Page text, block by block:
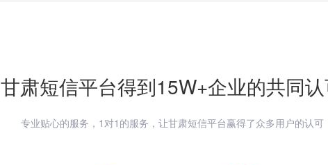
甘肃短信平台得到15W+企业的共同
专业贴心的服务，1对1的服务，让甘肃短信平台赢得了众多用户的认可